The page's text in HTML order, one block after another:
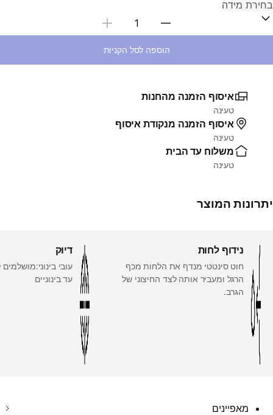
בחירת כמות
הוספה לסל הקניות
איסוף הזמנה מהחנות
טעינה
איסוף הזמנה מנקודת איסוף
טעינה
משלוח עד הבית
טעינה
יתרונות המוצר
נידוף לחות
חוט סינטטי מנדף את הלחות מכף
הרגל ומעביר אותה לצד החיצוני של
הגרב.
דיוק
עובי
עד בינוניים
מאפיינים